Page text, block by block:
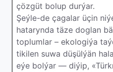
çözgüt bolup durýar.
Şeýle-de çagalar üçin
hatarynda täze doglan
toplumlar – ekologiýa
tikilen suwa düşülýän
eýe bolýar — diýip,